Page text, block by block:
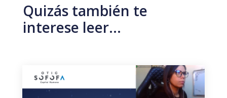
Quizás también te
interese leer…